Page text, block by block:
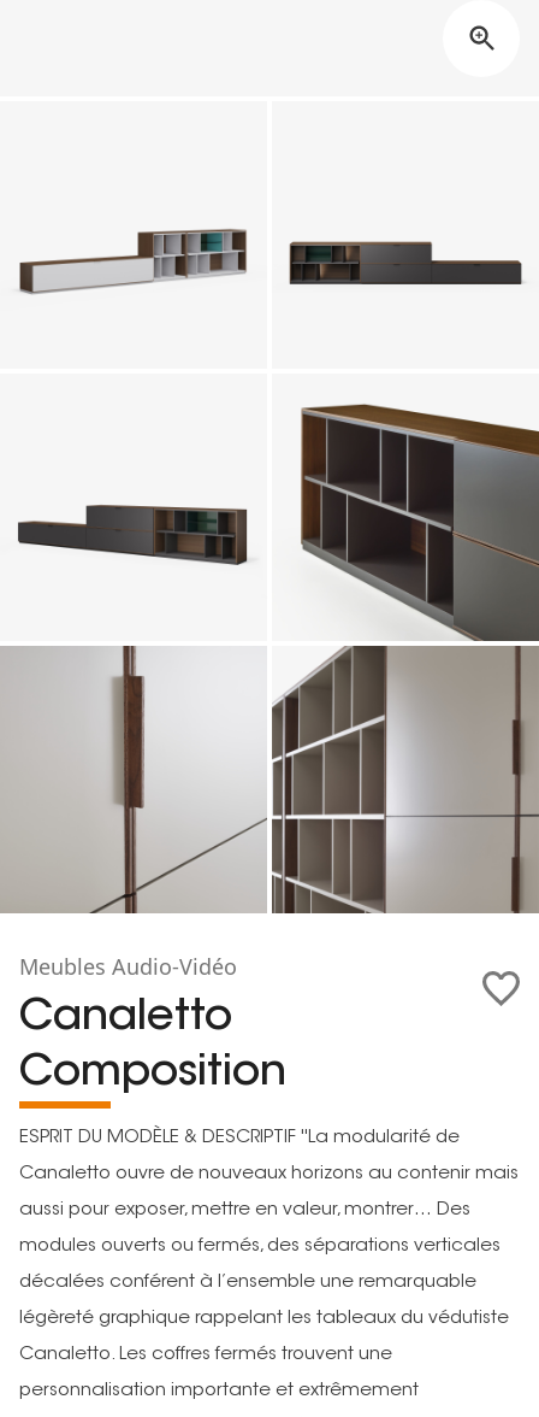
Meubles Audio-Vidéo
Canaletto
Composition
ESPRIT DU MODÈLE & DESCRIPTIF ''La modularité de
Canaletto ouvre de nouveaux horizons au contenir mais
aussi pour exposer, mettre en valeur, montrer… Des
modules ouverts ou fermés, des séparations verticales
décalées conférent à l’ensemble une remarquable
légèreté graphique rappelant les tableaux du védutiste
Canaletto. Les coffres fermés trouvent une
personnalisation importante et extrêmement